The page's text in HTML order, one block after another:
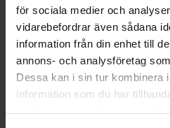
för sociala medier och
vidarebefordrar även sådana
information från din enhet till
annons- och analysföretag
Dessa kan i sin tur kombinera
information som du har
Avo­maa­kur­kut